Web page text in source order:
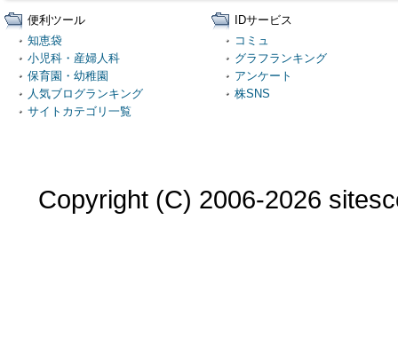
便利ツール
知恵袋
小児科・産婦人科
保育園・幼稚園
人気ブログランキング
サイトカテゴリ一覧
IDサービス
コミュ
グラフランキング
アンケート
株SNS
Copyright (C) 2006-2026